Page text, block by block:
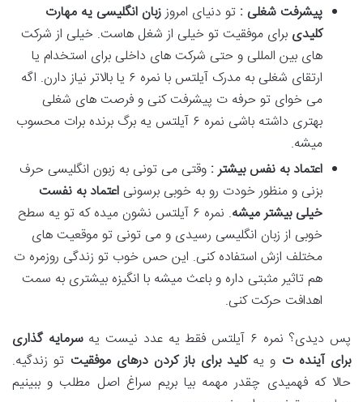
پیشرفت شغلی : تو دنیای امروززبان انگلیسی یه مهارت
کلیدی برای موفقیت تو خیلی از شغل هاست. خیلی از شرکت
های بین المللی و حتی شرکت های داخلی برای استخدام یا
ارتقای شغلی به مدرک آیلتس با نمره ۶ یا بالاتر نیاز دارن. اگه
می خوای تو حرفه ت پیشرفت کنی و فرصت های شغلی
بهتری داشته باشی نمره ۶ آیلتس یه برگ برنده برات محسوب
میشه.
اعتماد به نفس بیشتر : وقتی می تونی به زبون انگلیسی حرف
بزنی و منظور خودت رو به خوبی برسونی اعتماد به نفست
خیلی بیشتر میشه
. نمره ۶ آیلتس نشون میده که تو یه سطح
خوبی از زبان انگلیسی رسیدی و می تونی تو موقعیت های
مختلف ازش استفاده کنی. این حس خوب تو زندگی روزمره ت
هم تاثیر مثبتی داره و باعث میشه با انگیزه بیشتری به سمت
اهدافت حرکت کنی.
پس دیدی؟ نمره ۶ آیلتس فقط یه عدد نیست یه
سرمایه گذاری
برای آینده ت و یهکلید برای باز کردن درهای موفقیت تو زندگیه.
حالا که فهمیدی چقدر مهمه بیا بریم سراغ اصل مطلب و ببینیم